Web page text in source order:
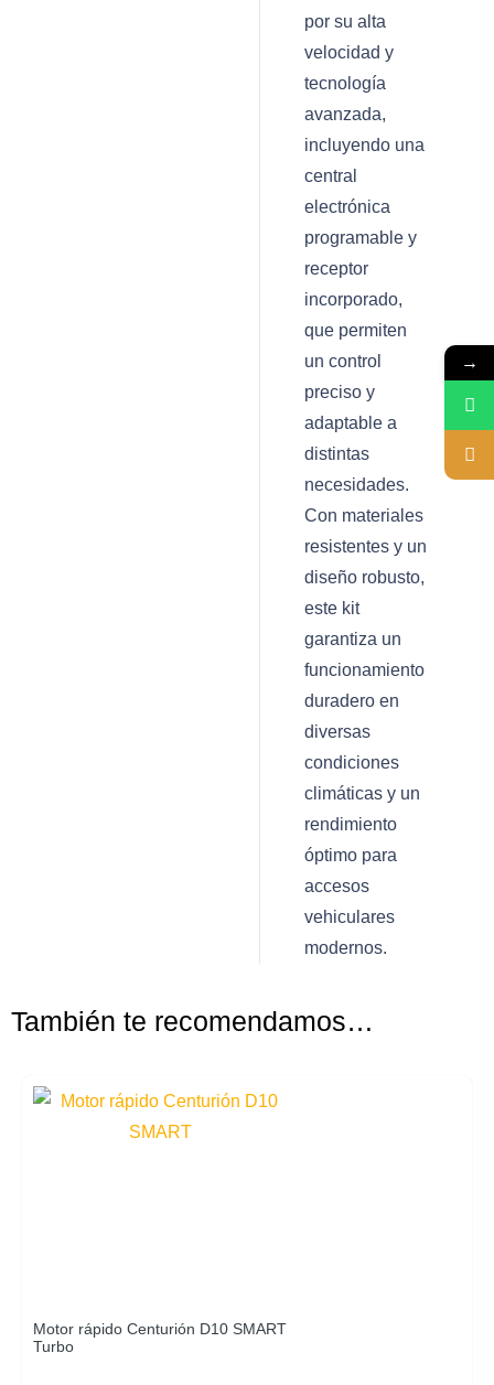
por su alta
velocidad y
tecnología
avanzada,
incluyendo una
central
electrónica
programable y
receptor
incorporado,
que permiten
un control
preciso y
adaptable a
distintas
necesidades.
Con materiales
resistentes y un
diseño robusto,
este kit
garantiza un
funcionamiento
duradero en
diversas
condiciones
climáticas y un
rendimiento
óptimo para
accesos
vehiculares
modernos.
También te recomendamos…
Motor rápido Centurión D10 SMART
Turbo
→